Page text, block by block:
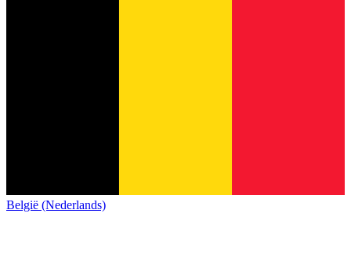
België (Nederlands)